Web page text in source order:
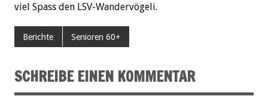
viel Spass den LSV-Wandervögeli.
Berichte Senioren 60+
SCHREIBE EINEN KOMMENTAR